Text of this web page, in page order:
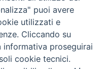
puoi avere
utilizzati e
Cliccando su
proseguirai
cookie tecnici.